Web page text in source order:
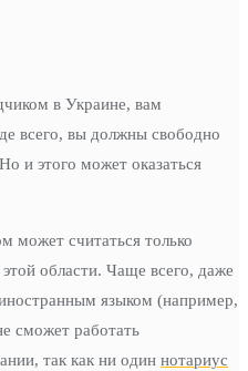
в Украине, вам
всего, вы должны свободно
и этого может оказаться
может считаться только
области. Чаще всего, даже
языком (например,
сможет работать
так как ни один нотариус